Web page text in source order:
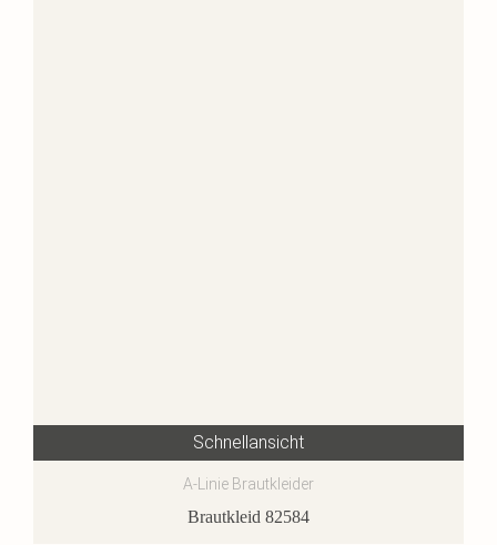
Schnellansicht
A-Linie Brautkleider
Brautkleid 82584